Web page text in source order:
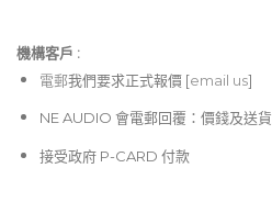
機構客戶 :​
電郵我們要求正式報價 [email us]
NE AUDIO 會電郵回覆：價錢及送
接受政府 P-CARD 付款